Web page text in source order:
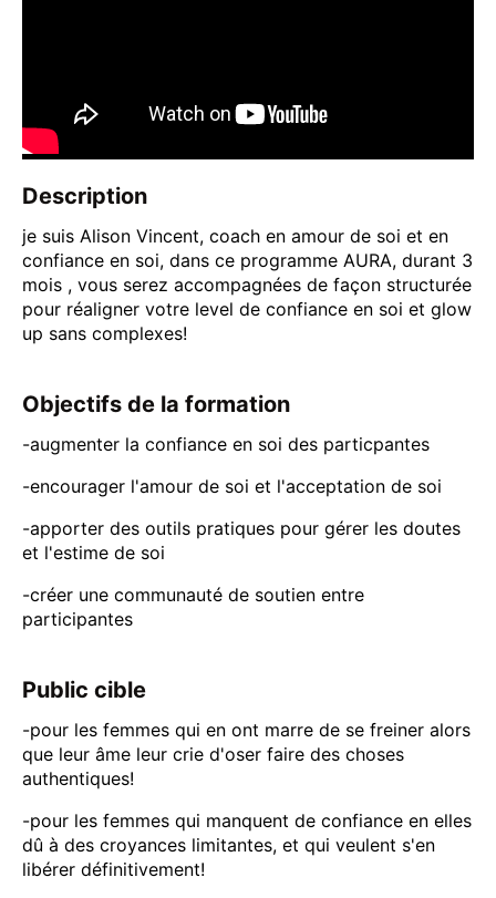
Description
je suis Alison Vincent, coach en amour de soi et en
confiance en soi, dans ce programme AURA, durant 3
mois , vous serez accompagnées de façon structurée
pour réaligner votre level de confiance en soi et glow
up sans complexes!
Objectifs de la formation
-augmenter la confiance en soi des particpantes
-encourager l'amour de soi et l'acceptation de soi
-apporter des outils pratiques pour gérer les doutes
et l'estime de soi
-créer une communauté de soutien entre
participantes
Public cible
-pour les femmes qui en ont marre de se freiner alors
que leur âme leur crie d'oser faire des choses
authentiques!
-pour les femmes qui manquent de confiance en elles
dû à des croyances limitantes, et qui veulent s'en
libérer définitivement!